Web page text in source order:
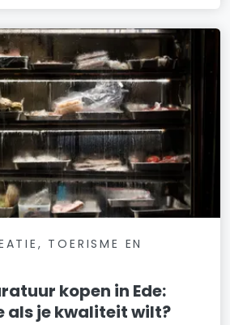
TOERISME EN
kopen in Ede:
als je kwaliteit wilt?